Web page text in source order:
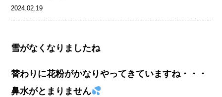
2024.02.19
雪がなくなりましたね
替わりに花粉がかなりやってきていますね・・・
鼻水がとまりません